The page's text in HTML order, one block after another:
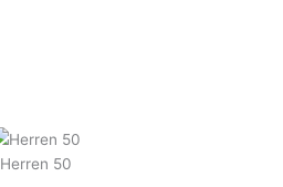
Herren 50